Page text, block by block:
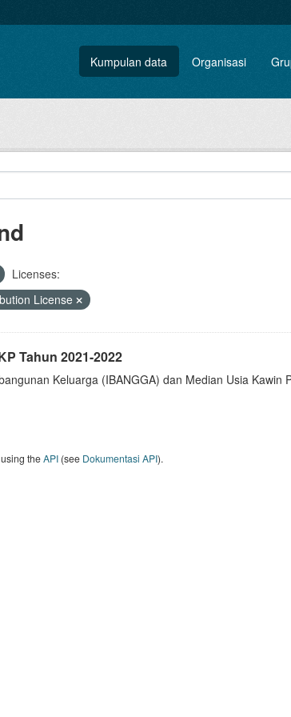
Kumpulan data Organisasi
Licenses:
License
Tahun 2021-2022
Keluarga (IBANGGA) dan Median Usia Kawin
theAPI(see Dokumentasi API).